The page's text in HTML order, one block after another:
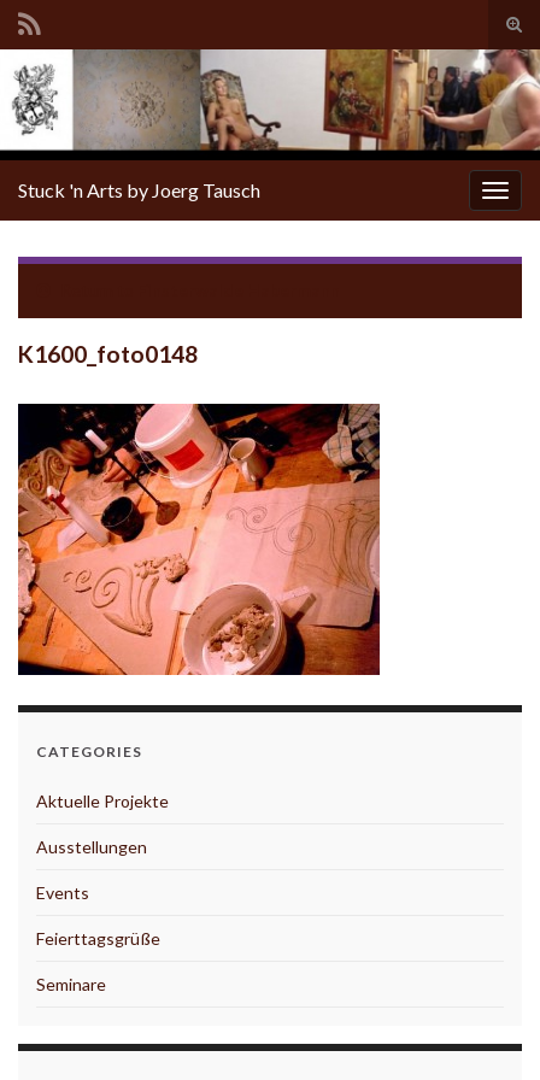
Stuck 'n Arts by Joerg Tausch
K1600_foto0148
CATEGORIES
Aktuelle Projekte
Ausstellungen
Events
Feierttagsgrüße
Seminare